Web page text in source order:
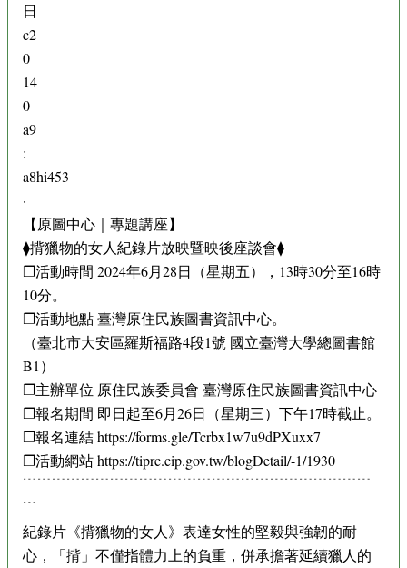
日
c2
0
14
0
a9
:
a8hi453
·
【原圖中心｜專題講座】
⧫揹獵物的女人紀錄片放映暨映後座談會⧫
❐活動時間 2024年6月28日（星期五），13時30分至16時
10分。
❐活動地點 臺灣原住民族圖書資訊中心。
（臺北市大安區羅斯福路4段1號 國立臺灣大學總圖書館
B1）
❐主辦單位 原住民族委員會 臺灣原住民族圖書資訊中心
❐報名期間 即日起至6月26日（星期三）下午17時截止。
❐報名連結 https://forms.gle/Tcrbx1w7u9dPXuxx7
❐活動網站 https://tiprc.cip.gov.tw/blogDetail/-1/1930
﹉﹉﹉﹉﹉﹉﹉﹉﹉﹉﹉﹉﹉﹉﹉﹉﹉﹉﹉﹉﹉﹉﹉﹉
﹉
紀錄片《揹獵物的女人》表達女性的堅毅與強韌的耐
心，「揹」不僅指體力上的負重，併承擔著延續獵人的